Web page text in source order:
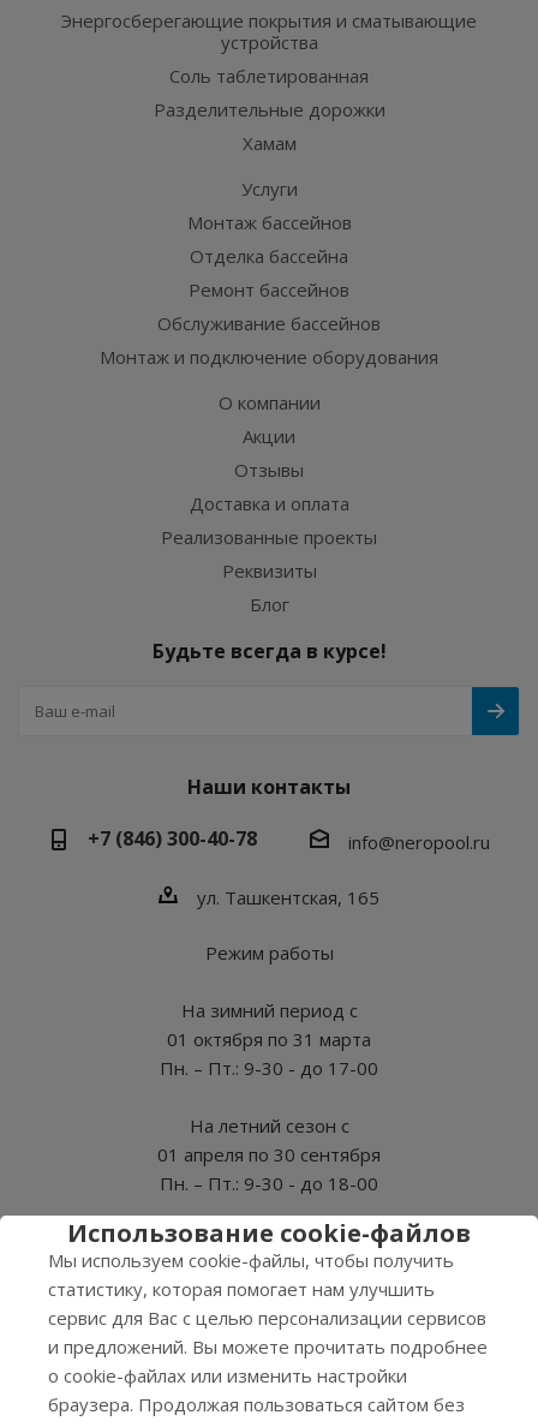
Использование cookie-файлов
Мы используем cookie-файлы, чтобы получить
статистику, которая помогает нам улучшить
сервис для Вас с целью персонализации сервисов
и предложений. Вы можете прочитать подробнее
о cookie-файлах или изменить настройки
браузера. Продолжая пользоваться сайтом без
Энергосберегающие покрытия и сматывающие
устройства
Соль таблетированная
Разделительные дорожки
Хамам
Услуги
Монтаж бассейнов
Отделка бассейна
Ремонт бассейнов
Обслуживание бассейнов
Монтаж и подключение оборудования
О компании
Акции
Отзывы
Доставка и оплата
Реализованные проекты
Реквизиты
Блог
Будьте всегда в курсе!
Наши контакты
+7 (846) 300-40-78
info@neropool.ru
ул. Ташкентская, 165
Режим работы
На зимний период с
01 октября по 31 марта
Пн. – Пт.: 9-30 - до 17-00
На летний сезон с
01 апреля по 30 сентября
Пн. – Пт.: 9-30 - до 18-00
СБ, ВС - Выходные
2026 © Нэро
Соглашение на обработку персональных данных